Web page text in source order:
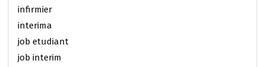
infirmier
interima
job etudiant
job interim